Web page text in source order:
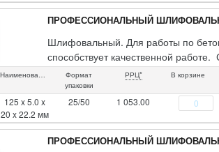
ПРОФЕССИОНАЛЬНЫЙ
Шлифовальный. Для работы по
способствует качественной
отработанного материала,
Упаковка: картонный конверт.
Наименование
Формат
упаковки
РРЦ* В корзине
125 x 5.0 x
20 x 22.2 мм
25/50 1 053.00
ПРОФЕССИОНАЛЬНЫЙ